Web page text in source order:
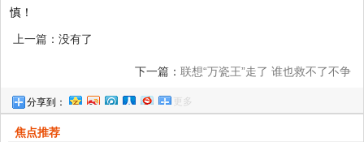
慎！
上一篇：没有了
下一篇： 联想“万瓷王”走了 谁也救不了不争
分享到： 更多
焦点推荐